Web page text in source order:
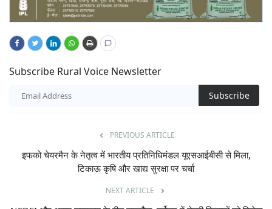
Subscribe Rural Voice Newsletter
Subscribe
PREVIOUS ARTICLE
इफको चेयरमैन के नेतृत्व में भारतीय प्रतिनिधिमंडल यूएसआईबीसी से मिला,
टिकाऊ कृषि और खाद्य सुरक्षा पर चर्चा
NEXT ARTICLE